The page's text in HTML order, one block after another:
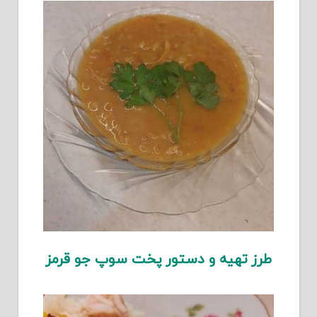
طرز تهیه و دستور پخت سوپ جو قرمز